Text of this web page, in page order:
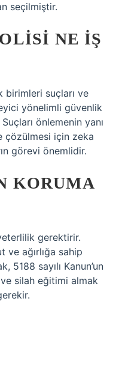
seçilmiştir.
NE IŞ
birimleri suçları ve
yönelimli güvenlik
önlemenin yanı
çözülmesi için zeka
görevi önemlidir.
KORUMA
gerektirir.
ve ağırlığa sahip
5188 sayılı Kanun’un
silah eğitimi almak